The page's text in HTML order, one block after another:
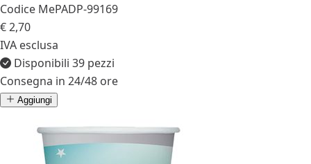
Codice MePADP-99169
€ 2,70
IVA esclusa
Disponibili 39 pezzi
Consegna in 24/48 ore
Aggiungi